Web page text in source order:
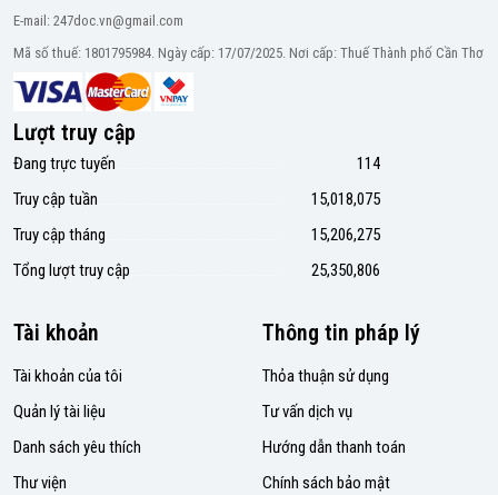
E-mail: 247doc.vn@gmail.com
Mã số thuế: 1801795984. Ngày cấp: 17/07/2025. Nơi cấp: Thuế Thành phố Cần Thơ
Lượt truy cập
Đang trực tuyến
114
Truy cập tuần
15,018,075
Truy cập tháng
15,206,275
Tổng lượt truy cập
25,350,806
Tài khoản
Tài khoản của tôi
Quản lý tài liệu
Danh sách yêu thích
Thư viện
Thông tin pháp lý
Thỏa thuận sử dụng
Tư vấn dịch vụ
Hướng dẫn thanh toán
Chính sách bảo mật